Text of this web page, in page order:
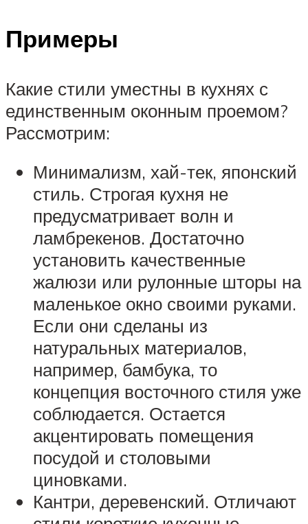
Примеры
Какие стили уместны в кухнях с
единственным оконным проемом?
Рассмотрим:
Минимализм, хай-тек, японский
стиль. Строгая кухня не
предусматривает волн и
ламбрекенов. Достаточно
установить качественные
жалюзи или рулонные шторы на
маленькое окно своими руками.
Если они сделаны из
натуральных материалов,
например, бамбука, то
концепция восточного стиля уже
соблюдается. Остается
акцентировать помещения
посудой и столовыми
циновками.
Кантри, деревенский. Отличают